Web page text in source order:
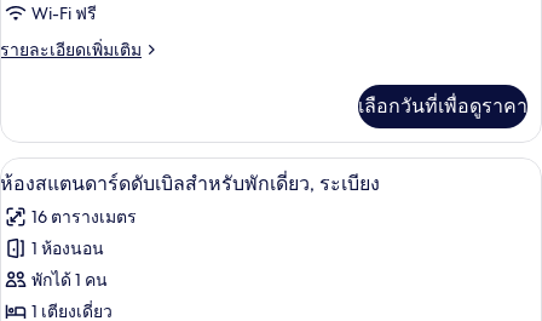
สแตนดาร์ด
ดับเบิล
ทวิน,
ระเบียง,
วิว
ทะเล
Wi-Fi ฟรี
รายละเอียดเพิ่มเติม
ราย
เกี่ยว
กับ
ห้อง
ดับเบิล
หรือ
น,
ระเบียง,
เลือกวันที่เพื่อดูราคา
เปิด
ภาพถ่าย
ทั้งหมด
ของ
ห้อง
โต๊ะทำงาน, ผ้าม่านกันแสง, ห้องเก็บเสี
6
ห้องสแตนดาร์ดดับเบิลสำหรับพักเดี่ยว, ระเบียง
16 ตารางเมตร
1 ห้องนอน
พักได้ 1 คน
1 เตียงเดี่ยว